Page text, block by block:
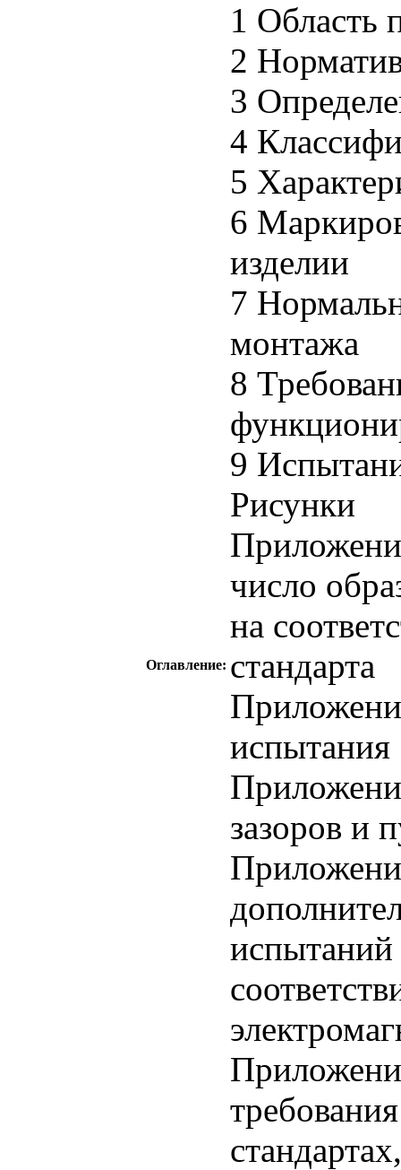
Оглавление:
1 Область
2
3
4
5
6
изделии
7
монтажа
8
9
Рисунки
число
на
стандарта
испытания
зазоров и
испытаний